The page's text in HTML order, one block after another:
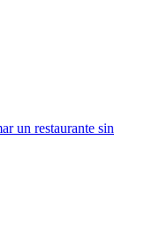
un restaurante sin